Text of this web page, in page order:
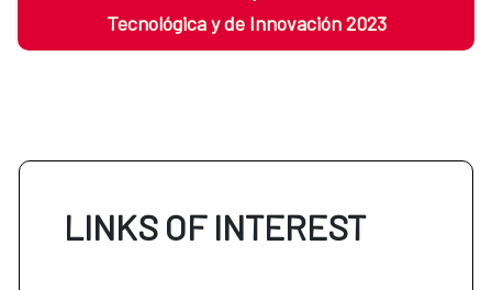
Tecnológica y de Innovación 2023
LINKS OF INTEREST